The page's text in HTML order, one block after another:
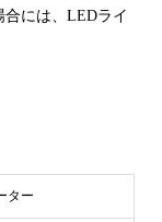
には、LEDライ
ター